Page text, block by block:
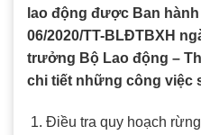
lao động được Ban
06/2020/TT-BLĐTBXH
trưởng Bộ Lao động –
chi tiết những công việc
Điều tra quy hoạch